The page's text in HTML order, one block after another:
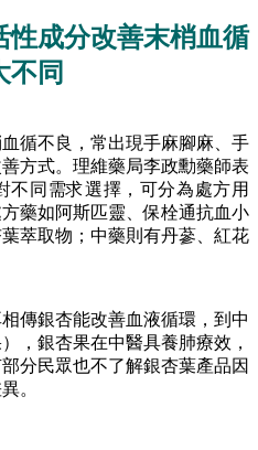
性成分改善末梢血循
不同
循不良，常出現手麻腳麻、手
方式。理維藥局李政勳藥師表
不同需求選擇，可分為處方用
藥如阿斯匹靈、保栓通抗血小
萃取物；中藥則有丹蔘、紅花
傳銀杏能改善血液循環，到中
，銀杏果在中醫具養肺療效，
分民眾也不了解銀杏葉產品因
。